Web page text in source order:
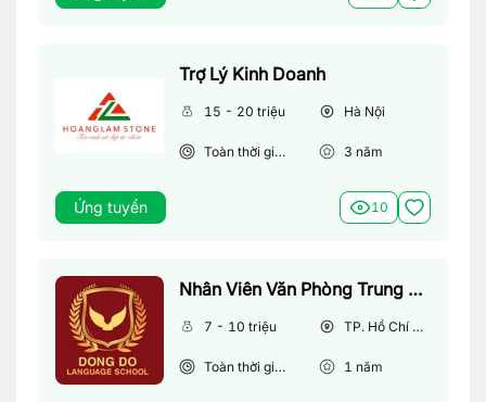
Trợ Lý Kinh Doanh
15 - 20 triệu Hà Nội
Toàn thời gian 3 năm
Ứng tuyển 10
Nhân Viên Văn Phòng Trung Tâm Anh Ngữ
7 - 10 triệu TP. Hồ Chí Minh
Toàn thời gian 1 năm